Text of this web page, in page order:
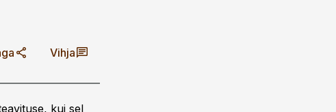
Vihja
kui sel